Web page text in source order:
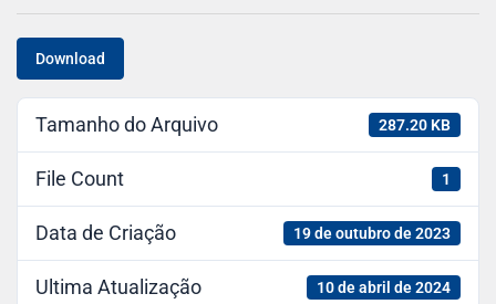
Download
Tamanho do Arquivo 287.20 KB
File Count 1
Data de Criação 19 de outubro de 2023
Ultima Atualização 10 de abril de 2024